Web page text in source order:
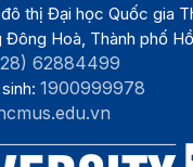
thị Đại học Quốc gia
Đông Hoà, Thành phố
62884499
sinh:1900999978